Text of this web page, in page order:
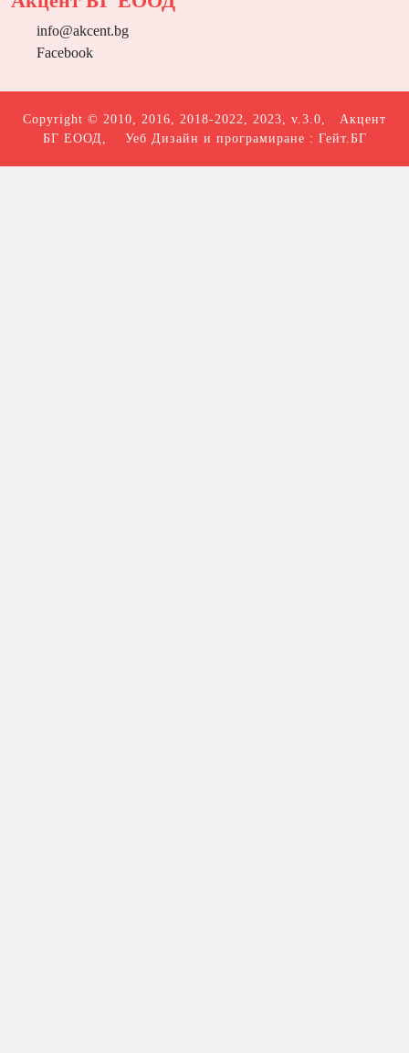
info@akcent.bg
Facebook
Copyright © 2010, 2016, 2018-2022, 2023, v.3.0, Акцент
БГ ЕООД , Уеб Дизайн и програмиране : Гейт.БГ